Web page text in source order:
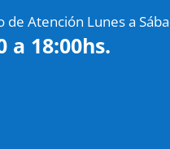
de Atención Lunes a
a 18:00hs.